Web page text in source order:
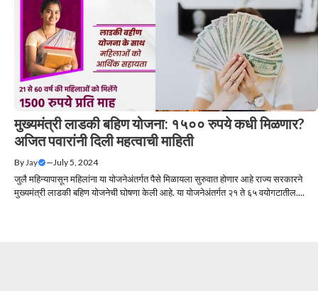
मुख्यमंत्री लाडकी बहिण योजना: १५०० रुपये कधी मिळणार?
अजित पवारांनी दिली महत्वाची माहिती
ByJay —July 5, 2024
जुलै महिन्यापासून महिलांना या योजनेअंतर्गत पैसे मिळायला सुरुवात होणार आहे राज्य सरकारने
मुख्यमंत्री लाडकी बहिण योजनेची घोषणा केली आहे. या योजनेअंतर्गत २१ ते ६५ वयोगटातील....